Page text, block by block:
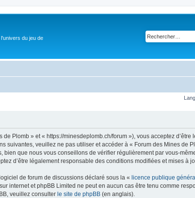
du jeu de
Plomb » et « https://minesdeplomb.ch/forum »), vous acceptez d’être
suivantes, veuillez ne pas utiliser et accéder à « Forum des Mines de
que nous vous conseillons de vérifier régulièrement par vous-
d’être légalement responsable des conditions modifiées et mises à
de forum de discussions déclaré sous la « licence publique
internet et phpBB Limited ne peut en aucun cas être tenu comme
veuillez consulter le site de phpBB (en anglais).